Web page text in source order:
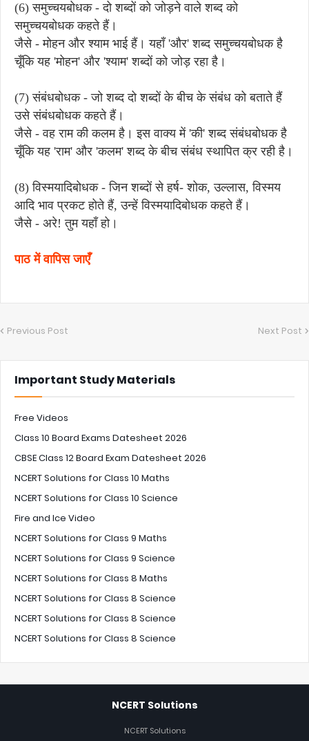
(6) समुच्चयबोधक - दो शब्दों को जोड़ने वाले शब्द को
समुच्चयबोधक कहते हैं।
जैसे - मोहन और श्याम भाई हैं। यहाँ 'और' शब्द समुच्चयबोधक है
चूँकि यह 'मोहन' और 'श्याम' शब्दों को जोड़ रहा है।
(7) संबंधबोधक - जो शब्द दो शब्दों के बीच के संबंध को बताते हैं
उसे संबंधबोधक कहते हैं।
जैसे - वह राम की कलम है। इस वाक्य में 'की' शब्द संबंधबोधक है
चूँकि यह 'राम' और 'कलम' शब्द के बीच संबंध स्थापित क्र रही है।
(8) विस्मयादिबोधक - जिन शब्दों से हर्ष- शोक, उल्लास, विस्मय
आदि भाव प्रकट होते हैं, उन्हें विस्मयादिबोधक कहते हैं।
जैसे - अरे! तुम यहाँ हो।
पाठ में वापिस जाएँ
Previous Post Next Post
Important Study Materials
Free Videos
Class 10 Board Exams Datesheet 2026
CBSE Class 12 Board Exam Datesheet 2026
NCERT Solutions for Class 10 Maths
NCERT Solutions for Class 10 Science
Fire and Ice Video
NCERT Solutions for Class 9 Maths
NCERT Solutions for Class 9 Science
NCERT Solutions for Class 8 Maths
NCERT Solutions for Class 8 Science
NCERT Solutions for Class 8 Science
NCERT Solutions for Class 8 Science
NCERT Solutions
NCERT Solutions